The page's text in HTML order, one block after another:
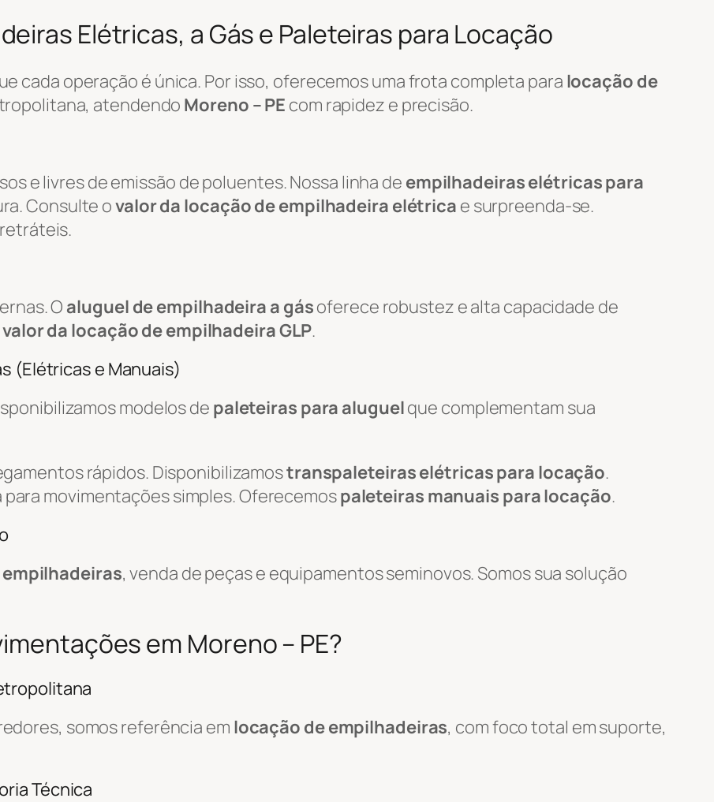
Elétricas, a Gás e Paleteiras para Locação
cada operação é única. Por isso, oferecemos uma frota completa para locação de
atendendo Moreno – PE com rapidez e precisão.
e livres de emissão de poluentes. Nossa linha de empilhadeiras elétricas para
Consulte ovalor da locação de empilhadeira elétrica e surpreenda-se.
O aluguel de empilhadeira a gásoferece robustez e alta capacidade de
valor da locação de empilhadeira GLP.
(Elétricas e Manuais)
modelos de paleteiras para aluguelque complementam sua
rápidos. Disponibilizamostranspaleteiras elétricas para locação.
movimentações simples. Oferecemospaleteiras manuais para locação.
, venda de peças e equipamentos seminovos. Somos sua solução
em Moreno – PE?
somos referência em locação de empilhadeiras, com foco total em suporte,
Técnica